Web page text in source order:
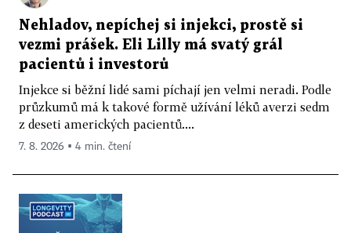
Nehladov, nepíchej si injekci, prostě si
vezmi prášek. Eli Lilly má svatý grál
pacientů i investorů
Injekce si běžní lidé sami píchají jen velmi neradi. Podle
průzkumů má k takové formě užívání léků averzi sedm
z deseti amerických pacientů....
7. 8. 2026 ▪ 4 min. čtení